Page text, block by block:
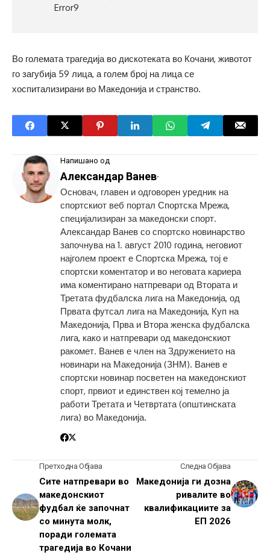
Error9
Во големата трагедија во дискотеката во Кочани, животот
го загубија 59 лица, а голем број на лица се
хоспитализирани во Македонија и странство.
Напишано од
Александар Ванев-
Основач, главен и одговорен уредник на
спортскиот веб портал Спортска Мрежа,
специјализиран за македонски спорт.
Александар Ванев со спортско новинарство
започнува на 1. август 2010 година, неговиот
најголем проект е Спортска Мрежа, тој е
спортски коментатор и во неговата кариера
има коментирано натпревари од Втората и
Третата фудбалска лига на Македонија, од
Првата футсал лига на Македонија, Куп на
Македонија, Прва и Втора женска фудбалска
лига, како и натпревари од македонскиот
ракомет. Ванев е член на Здружението на
новинари на Македонија (ЗНМ). Ванев е
спортски новинар посветен на македонскиот
спорт, првиот и единствен кој темелно ја
работи Третата и Четвртата (општинската
лига) во Македонија.
Претходна Објава
Сите натпревари во
македонскиот
фудбал ќе започнат
со минута молк,
поради големата
трагедија во Кочани
Следна Објава
Македонија ги дозна
ривалите во
квалификациите за
ЕП 2026